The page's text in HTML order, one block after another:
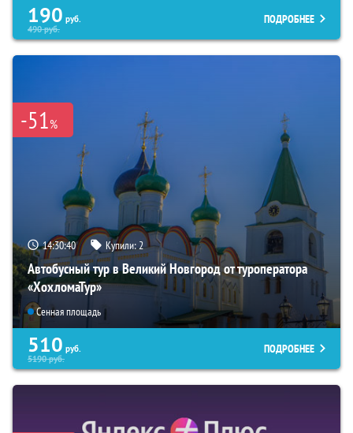
190 руб.
490руб.
ПОДРОБНЕЕ
-51%
14:30:39 Купили:2
Автобусный тур в Великий Новгород от туроператора
«ХохломаТур»
Сенная площадь
510 руб.
5190руб.
ПОДРОБНЕЕ